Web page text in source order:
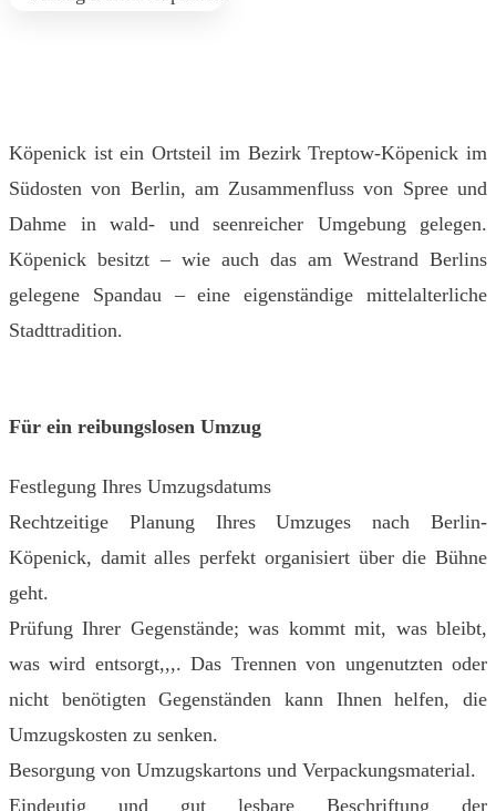
Köpenick ist ein Ortsteil im Bezirk Treptow-Köpenick im
Südosten von Berlin, am Zusammenfluss von Spree und
Dahme in wald- und seenreicher Umgebung gelegen.
Köpenick besitzt – wie auch das am Westrand Berlins
gelegene Spandau – eine eigenständige mittelalterliche
Stadttradition.
Für ein reibungslosen Umzug
Festlegung Ihres Umzugsdatums
Rechtzeitige Planung Ihres Umzuges nach Berlin-
Köpenick, damit alles perfekt organisiert über die Bühne
geht.
Prüfung Ihrer Gegenstände; was kommt mit, was bleibt,
was wird entsorgt,,,. Das Trennen von ungenutzten oder
nicht benötigten Gegenständen kann Ihnen helfen, die
Umzugskosten zu senken.
Besorgung von Umzugskartons und Verpackungsmaterial.
Eindeutig und gut lesbare Beschriftung der